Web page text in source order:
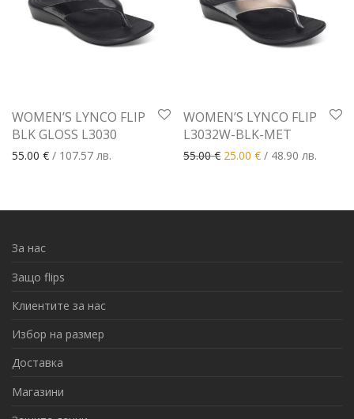
WOMEN’S LYNCO FLIP
BLK GLOSS L3030
55.00 € / 107.57 лв.
WOMEN’S LYNCO FLIP
L3032W-BLK-MET
55.00€ Original price was: 55.00
25.00 €Текущата цена
/ 48.90 лв.
За нас
Защо flips
Клиентите за нас
Избор на размер
Доставка
Магазини